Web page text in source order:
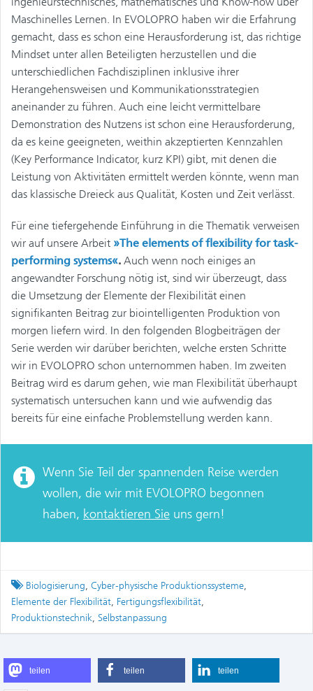
Maschinelles Lernen. In EVOLOPRO haben wir die Erfahrung
gemacht, dass es schon eine Herausforderung ist, das richtige
Mindset unter allen Beteiligten herzustellen und die
unterschiedlichen Fachdisziplinen inklusive ihrer
Herangehensweisen und Kommunikationsstrategien
aneinander zu führen. Auch eine leicht vermittelbare
Demonstration des Nutzens ist schon eine Herausforderung,
da es keine geeigneten, weithin akzeptierten Kennzahlen
(Key Performance Indicator, kurz KPI) gibt, mit denen die
Leistung von Aktivitäten ermittelt werden könnte, wenn man
das klassische Dreieck aus Qualität, Kosten und Zeit verlässt.
Für eine tiefergehende Einführung in die Thematik verweisen
wir auf unsere Arbeit »The elements of flexibility for task-
performing systems«. Auch wenn noch einiges an
angewandter Forschung nötig ist, sind wir überzeugt, dass
die Umsetzung der Elemente der Flexibilität einen
signifikanten Beitrag zur biointelligenten Produktion von
morgen liefern wird. In den folgenden Blogbeiträgen der
Serie werden wir darüber berichten, welche ersten Schritte
wir in EVOLOPRO schon unternommen haben. Im zweiten
Beitrag wird es darum gehen, wie man Flexibilität überhaupt
systematisch untersuchen kann und wie aufwendig das
bereits für eine einfache Problemstellung werden kann.
Wenn Sie Teil der spannenden Reise werden
wollen, die wir mit EVOLOPRO begonnen
haben, kontaktieren Sie uns gern!
Tagged
Biologisierung, Cyber-physische Produktionssysteme,
Elemente der Flexibilität, Fertigungsflexibilität,
Produktionstechnik, Selbstanpassung
teilen teilen teilen